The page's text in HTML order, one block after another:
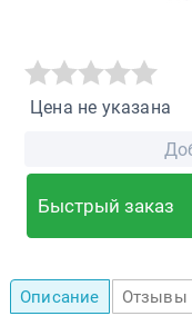
Цена не указана
Быстрый заказ
Описание Отзывы